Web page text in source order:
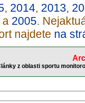
, 2014, 2013,
a 2005.
najdete na
z oblasti sportu